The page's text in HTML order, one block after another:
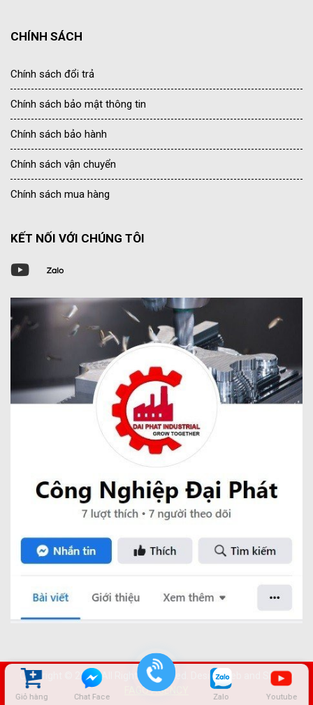
Giỏ hàng Chat Face Zalo Youtube
CHÍNH SÁCH
Chính sách đổi trả
Chính sách bảo mật thông tin
Chính sách bảo hành
Chính sách vận chuyển
Chính sách mua hàng
KẾT NỐI VỚI CHÚNG TÔI
Copyright © 2022. All Rights Reserved. Design web and SEO by
FAGO AGENCY